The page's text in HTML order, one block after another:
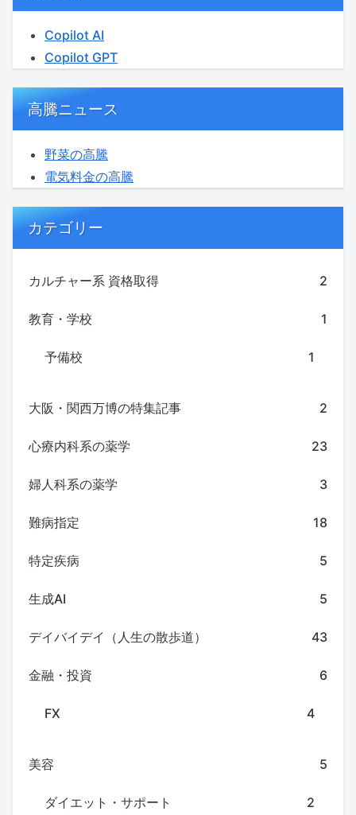
Copilot AI
Copilot GPT
高騰ニュース
野菜の高騰
電気料金の高騰
カテゴリー
カルチャー系 資格取得 2
教育・学校 1
予備校 1
大阪・関西万博の特集記事 2
心療内科系の薬学 23
婦人科系の薬学 3
難病指定 18
特定疾病 5
生成AI 5
デイバイデイ（人生の散歩道） 43
金融・投資 6
FX 4
美容 5
ダイエット・サポート 2